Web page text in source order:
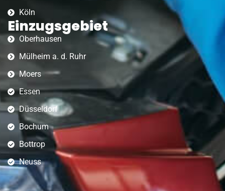
Köln
Einzugsgebiet
Oberhausen
Mülheim a. d. Ruhr
Moers
Essen
Düsseldorf
Bochum
Bottrop
Neuss